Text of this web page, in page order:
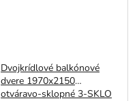
Dvojkrídlové balkónové
dvere 1970x2150
otváravo-sklopné 3-SKLO